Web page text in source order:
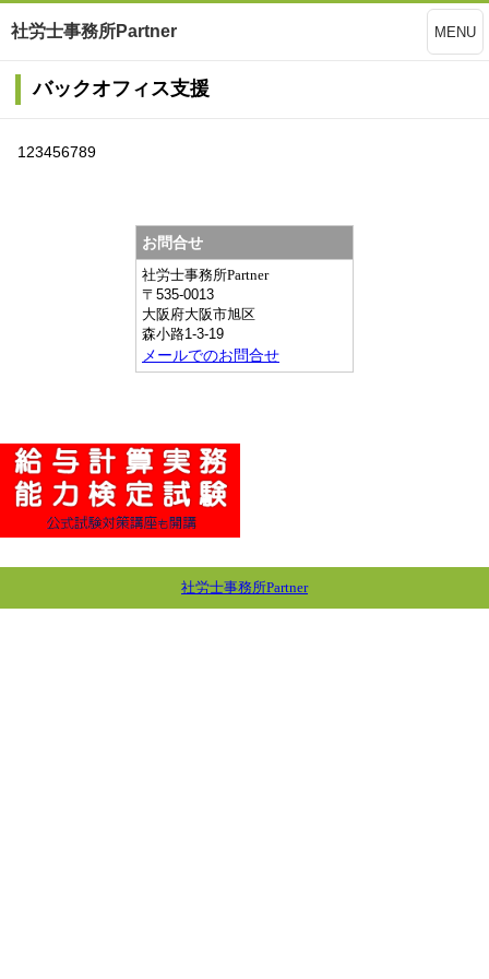
社労士事務所Partner MENU
バックオフィス支援
123456789
お問合せ
社労士事務所Partner
〒 535-0013
大阪府大阪市旭区
森小路1-3-19
メールでのお問合せ
社労士事務所Partner